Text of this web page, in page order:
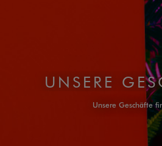
UNSERE
Unsere Geschäfte